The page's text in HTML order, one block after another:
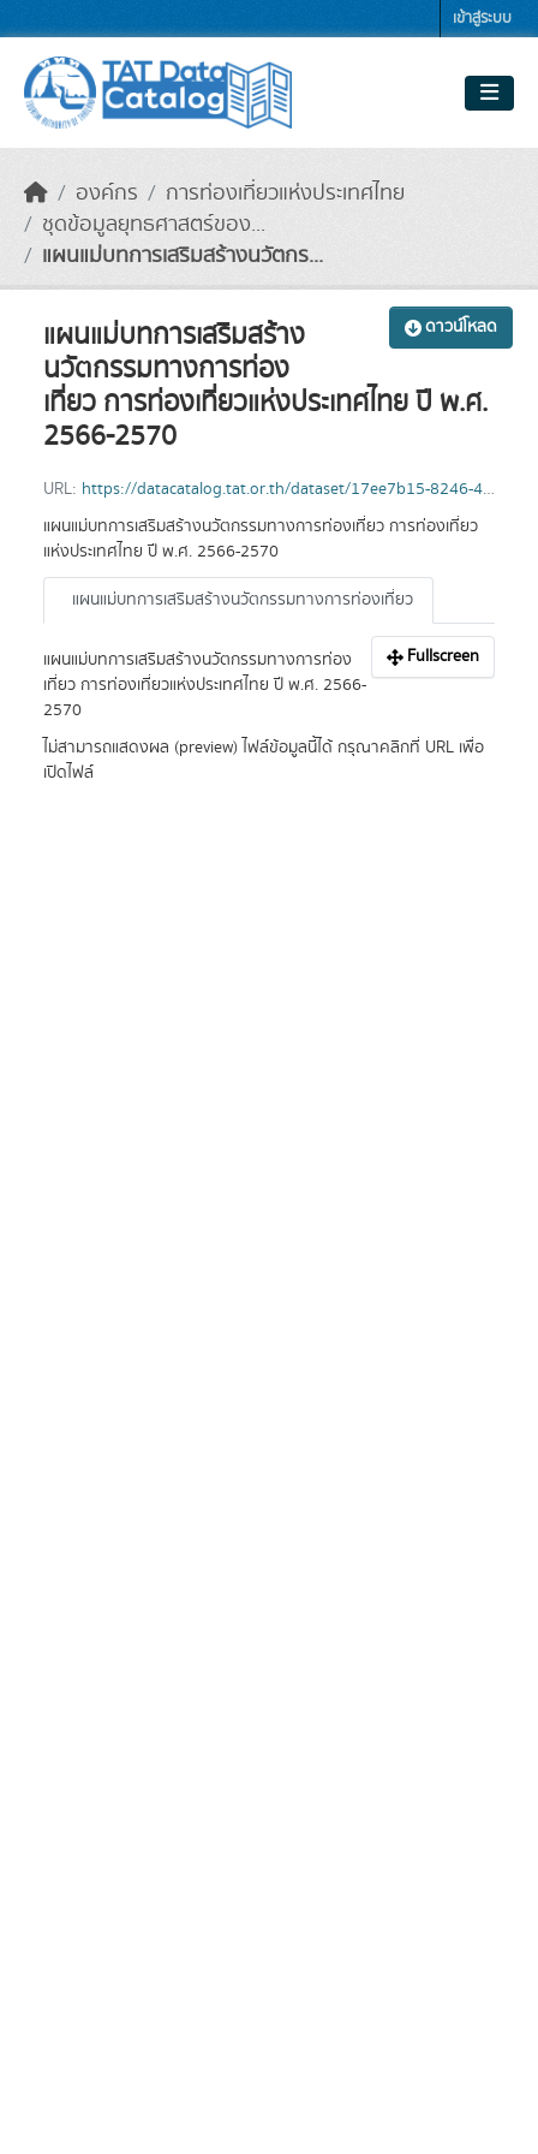
เข้าสู่ระบบ
องค์กร
การท่องเที่ยวแห่งประเทศไทย
ชุดข้อมูลยุทธศาสตร์ของ...
แผนแมบทการเสริมสรางนวัตกร...
ดาวน์โหลด
แผนแมบทการเสริมสราง
นวัตกรรมทางการทอง
เที่ยว การทองเที่ยวแหงประเทศไทย ป พ.ศ.
2566-2570
URL: https://datacatalog.tat.or.th/dataset/17ee7b15-8246-41d9-9bc5-54490e562b0f/resource/74fbb5a9-5240-4f99-8729-e78d95ab7255/download/1.-..-2566-2570.pdf
แผนแมบทการเสริมสรางนวัตกรรมทางการทองเที่ยว การทองเที่ยว
แหงประเทศไทย ป พ.ศ. 2566-2570
แผนแม่บทการเสริมสร้างนวัตกรรมทางการท่องเที่ยว
Fullscreen
แผนแมบทการเสริมสรางนวัตกรรมทางการทอง
เที่ยว การทองเที่ยวแหงประเทศไทย ป พ.ศ. 2566-
2570
ไม่สามารถแสดงผล (preview) ไฟล์ข้อมูลนี้ได้ กรุณาคลิกที่ URL เพื่อ
เปิดไฟล์